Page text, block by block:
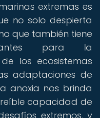
extremas es
no solo despierta
que también tiene
para la
los ecosistemas
adaptaciones de
anoxia nos brinda
capacidad de
extremos, y